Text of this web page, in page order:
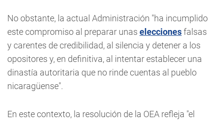
No obstante, la actual Administración "ha incumplido
este compromiso al preparar unas eleccionesfalsas
y carentes de credibilidad, al silencia y detener a los
opositores y, en definitiva, al intentar establecer una
dinastía autoritaria que no rinde cuentas al pueblo
nicaragüense".
En este contexto, la resolución de la OEA refleja "el